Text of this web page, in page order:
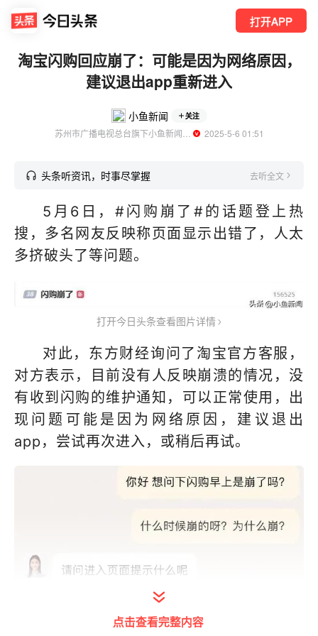
打开APP
淘宝闪购回应崩了：可能是因为网络原因，
建议退出app重新进入
小鱼新闻 关注
  2025-5-6 01:51
头条听资讯，时事尽掌握 去听全文
5月6日，#闪购崩了#的话题登上热
搜，多名网友反映称页面显示出错了，人太
多挤破头了等问题。
打开今日头条查看图片详情
对此，东方财经询问了淘宝官方客服，
对方表示，目前没有人反映崩溃的情况，没
有收到闪购的维护通知，可以正常使用，出
现问题可能是因为网络原因，建议退出
app，尝试再次进入，或稍后再试。
点击查看完整内容